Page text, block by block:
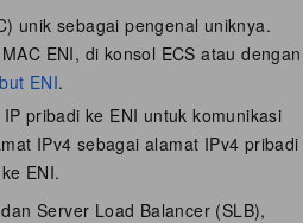
unik sebagai pengenal uniknya.
ENI, di konsol ECS atau dengan
ENI.
pribadi ke ENI untuk komunikasi
IPv4 sebagai alamat IPv4 pribadi
ENI.
Server Load Balancer (SLB),